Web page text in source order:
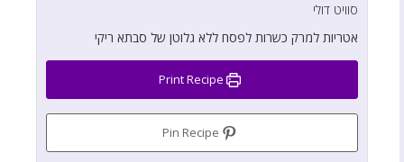
סוויט דולי
אטריות למרק כשרות לפסח ללא גלוטן של סבתא ריקי